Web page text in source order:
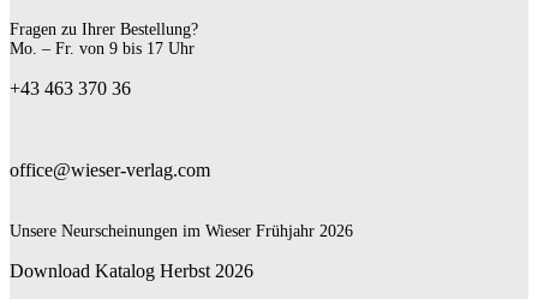
Fragen zu Ihrer Bestellung?
Mo. – Fr. von 9 bis 17 Uhr
+43 463 370 36
office@wieser-verlag.com
Unsere Neurscheinungen im Wieser Frühjahr 2026
Download Katalog Herbst 2026